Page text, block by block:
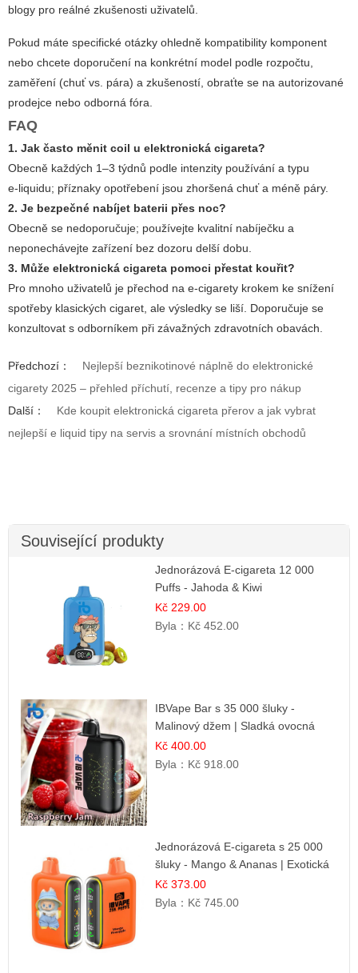
blogy pro reálné zkušenosti uživatelů.
Pokud máte specifické otázky ohledně kompatibility komponent
nebo chcete doporučení na konkrétní model podle rozpočtu,
zaměření (chuť vs. pára) a zkušeností, obraťte se na autorizované
prodejce nebo odborná fóra.
FAQ
1. Jak často měnit coil u elektronická cigareta?
Obecně každých 1–3 týdnů podle intenzity používání a typu
e‑liquidu; příznaky opotřebení jsou zhoršená chuť a méně páry.
2. Je bezpečné nabíjet baterii přes noc?
Obecně se nedoporučuje; používejte kvalitní nabíječku a
neponechávejte zařízení bez dozoru delší dobu.
3. Může elektronická cigareta pomoci přestat kouřit?
Pro mnoho uživatelů je přechod na e‑cigarety krokem ke snížení
spotřeby klasických cigaret, ale výsledky se liší. Doporučuje se
konzultovat s odborníkem při závažných zdravotních obavách.
Předchozí：
Nejlepší beznikotinové náplně do elektronické
cigarety 2025 – přehled příchutí, recenze a tipy pro nákup
Další：
Kde koupit elektronická cigareta přerov a jak vybrat
nejlepší e liquid tipy na servis a srovnání místních obchodů
Související produkty
Jednorázová E-cigareta 12 000
Puffs - Jahoda & Kiwi
Kč 229.00
Byla： Kč 452.00
IBVape Bar s 35 000 šluky -
Malinový džem | Sladká ovocná
příchuť
Kč 400.00
Byla： Kč 918.00
Jednorázová E-cigareta s 25 000
šluky - Mango & Ananas | Exotická
ovocná směs
Kč 373.00
Byla： Kč 745.00